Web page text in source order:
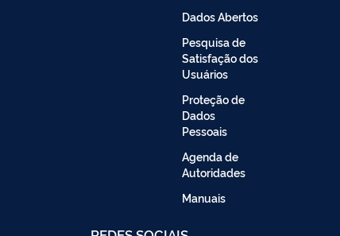
Dados Abertos
Pesquisa de
Satisfação dos
Usuários
Proteção de
Dados
Pessoais
Agenda de
Autoridades
Manuais